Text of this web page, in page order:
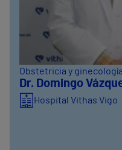
Obstetricia y
Dr. Domingo
Hospital Vithas Vigo